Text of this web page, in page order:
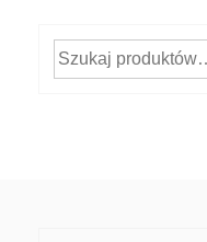
Szukaj: